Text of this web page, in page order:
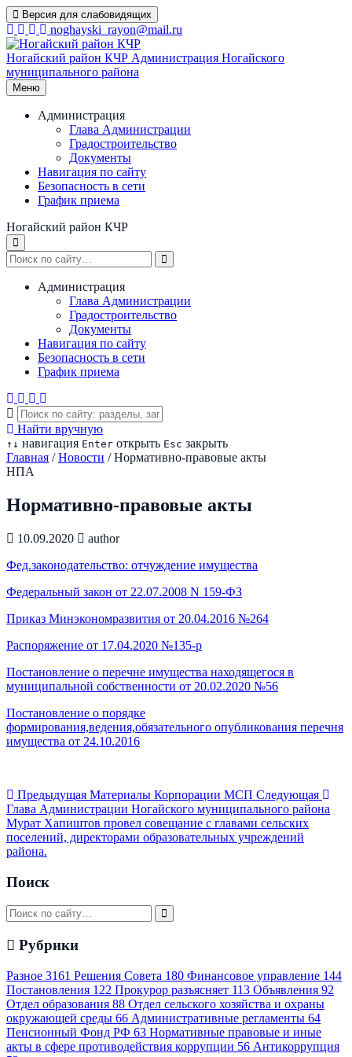
Перейти
к
содержимому
Версия для слабовидящих
noghayski_rayon@mail.ru
Ногайский район КЧР Администрация Ногайского
муниципального района
Меню
Администрация
Глава Администрации
Градостроительство
Документы
Навигация по сайту
Безопасность в сети
График приема
Ногайский район КЧР
Администрация
Глава Администрации
Градостроительство
Документы
Навигация по сайту
Безопасность в сети
График приема
Найти вручную
↑ ↓ навигация Enter открыть Esc закрыть
Главная / Новости / Нормативно-правовые акты
НПА
Нормативно-правовые акты
10.09.2020
author
Фед.законодательство: отчуждение имущества
Федеральный закон от 22.07.2008 N 159-ФЗ
Приказ Минэкономразвития от 20.04.2016 №264
Распоряжение от 17.04.2020 №135-р
Постановление о перечне имущества находящегося в
муниципальной собственности от 20.02.2020 №56
Постановление о порядке
формирования,ведения,обязательного опубликования перечня
имущества от 24.10.2016
Предыдущая Материалы Корпорации МСП Следующая
Глава Администрации Ногайского муниципального района
Мурат Хапиштов провел совещание с главами сельских
поселений, директорами образовательных учреждений
района.
Поиск
Рубрики
Разное 3161 Решения Совета 180 Финансовое управление 144
Постановления 122 Прокурор разъясняет 113 Объявления 92
Отдел образования 88 Отдел сельского хозяйства и охраны
окружающей среды 66 Административные регламенты 64
Пенсионный Фонд РФ 63 Нормативные правовые и иные
акты в сфере противодействия коррупции 56 Антикоррупция